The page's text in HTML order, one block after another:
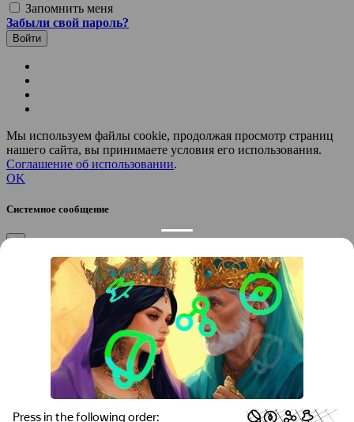
Запомнить меня
Забыли свой пароль?
Мы используем файлы cookie, продолжая просмотр страниц
нашего сайта, вы принимаете условия его использования.
Соглашение об использовании.
OK
Системное сообщение
×
Закрыть
Подтверждение компании
Если вы директор, руководитель или официальный
представитель компании “”, вы можете привязать компанию к
своему аккаунту, чтобы получать уведомления и
редактировать контакты.